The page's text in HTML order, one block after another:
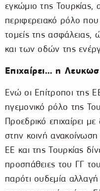
εγκώμιο της
περιφερειακό ρόλο
τομείς της ασφάλειας,
και των οδών της
Επιχαίρει… η
Ενώ οι Επίτροποι της
ηγεμονικό ρόλο της
Προεδρικό επιχαίρει
στην κοινή
ΕΕ και της Τουρκίας
προσπάθειες του ΓΓ
παρότι ουδεμία